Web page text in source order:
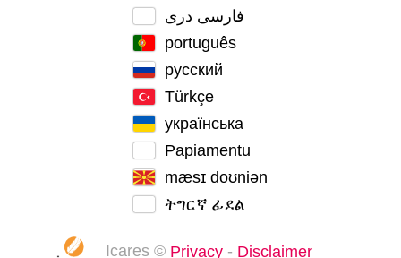
Icares © Privacy - Disclaimer
فارسی دری
português
русский
Türkçe
українська
Papiamentu
mæsɪ doʊniən
ትግርኛ ፊደል